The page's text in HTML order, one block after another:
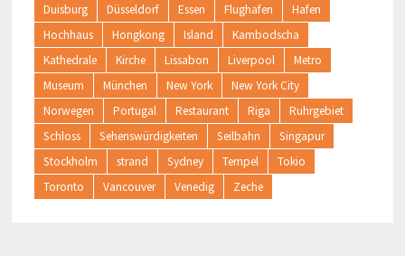
Duisburg
Düsseldorf Essen Flughafen
Hafen
Hochhaus
Hongkong Island
Kambodscha
Kathedrale
Kirche Lissabon Liverpool
Metro
Museum
München New York
New York City
Norwegen
Portugal Restaurant Riga
Ruhrgebiet
Schloss
Sehenswürdigkeiten Seilbahn
Singapur
Stockholm
strand Sydney Tempel
Tokio
Toronto
Vancouver Venedig Zeche